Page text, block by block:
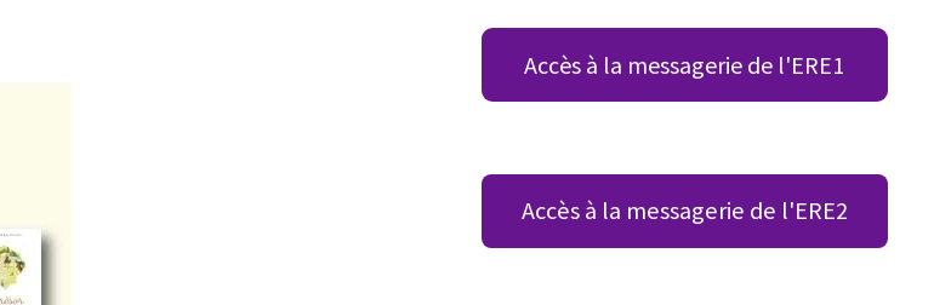
Accès à la messagerie de l'ERE1
Accès à la messagerie de l'ERE2